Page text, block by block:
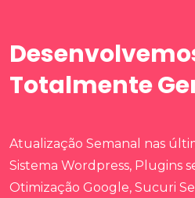
Totalmente
Atualização Semanal nas
Sistema Wordpress, Plugins
Otimização Google, Sucuri